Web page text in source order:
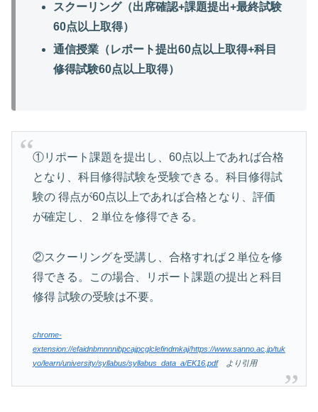
スクーリング（出席確認+課題提出+最終試験
60点以上取得）
通信授業（レポート提出60点以上取得+科目
修得試験60点以上取得）
①リポート課題を提出し、60点以上であれば合格
となり、科目修得試験を受験できる。科目修得試
験の 得点が60点以上であれば合格となり、評価
が確定し、２単位を修得できる。
②スクーリングを受講し、合格すれば２単位を修
得できる。この場合、リポート課題の提出と科目
修得 試験の受験は不要。
chrome-
extension://efaidnbmnnnibpcajpcglclefindmkaj/https://www.sanno.ac.jp/tuk
yo/learn/university/syllabus/syllabus_data_a/EK16.pdfより引用